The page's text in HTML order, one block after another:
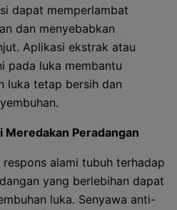
dapat memperlambat
dan menyebabkan
Aplikasi ekstrak atau
pada luka membantu
luka tetap bersih dan
Peradangan
respons alami tubuh terhadap
yang berlebihan dapat
luka. Senyawa anti-